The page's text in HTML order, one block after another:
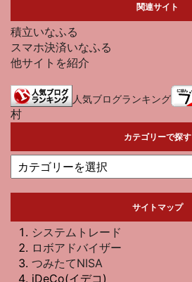
関連サイト
積立いなふる
スマホ決済いなふる
他サイトを紹介
人気ブログランキング
村
カテゴリーで探す
サイトマップ
システムトレード
ロボアドバイザー
つみたてNISA
iDeCo(イデコ)